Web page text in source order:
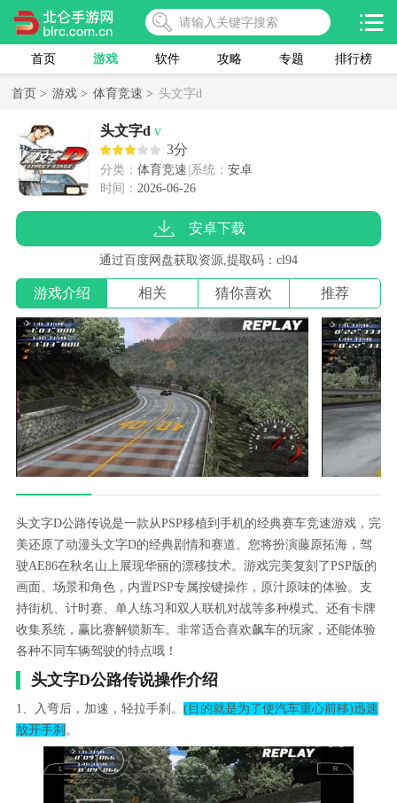
首页 游戏 软件 攻略 专题 排行榜
首页 > 游戏 > 体育竞速 > 头文字d
头文字d v
3分
分类： 体育竞速 系统： 安卓
时间： 2026-06-26
安卓下载
通过百度网盘获取资源,提取码：cl94
游戏介绍 相关 猜你喜欢 推荐
头文字D公路传说是一款从PSP移植到手机的经典赛车竞速游戏，完
美还原了动漫头文字D的经典剧情和赛道。您将扮演藤原拓海，驾
驶AE86在秋名山上展现华丽的漂移技术。游戏完美复刻了PSP版的
画面、场景和角色，内置PSP专属按键操作，原汁原味的体验。支
持街机、计时赛、单人练习和双人联机对战等多种模式。还有卡牌
收集系统，赢比赛解锁新车。非常适合喜欢飙车的玩家，还能体验
各种不同车辆驾驶的特点哦！
头文字D公路传说操作介绍
1、入弯后，加速，轻拉手刹。 (目的就是为了使汽车重心前移)迅速
放开手刹 。